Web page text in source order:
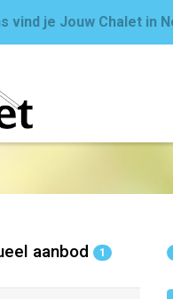
vind je Jouw Chalet in
aanbod 1